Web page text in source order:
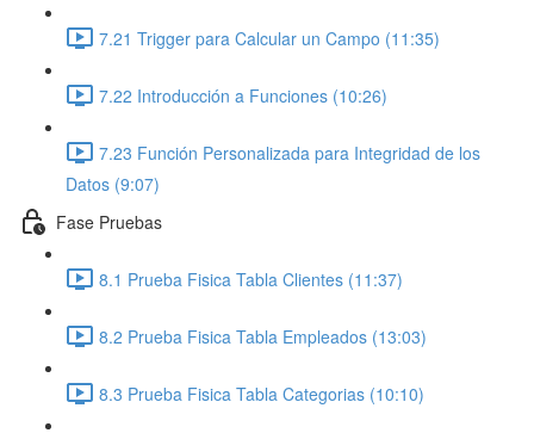
7.21 Trigger para Calcular un Campo (11:35)
7.22 Introducción a Funciones (10:26)
7.23 Función Personalizada para Integridad de los
Datos (9:07)
Fase Pruebas
8.1 Prueba Fisica Tabla Clientes (11:37)
8.2 Prueba Fisica Tabla Empleados (13:03)
8.3 Prueba Fisica Tabla Categorias (10:10)